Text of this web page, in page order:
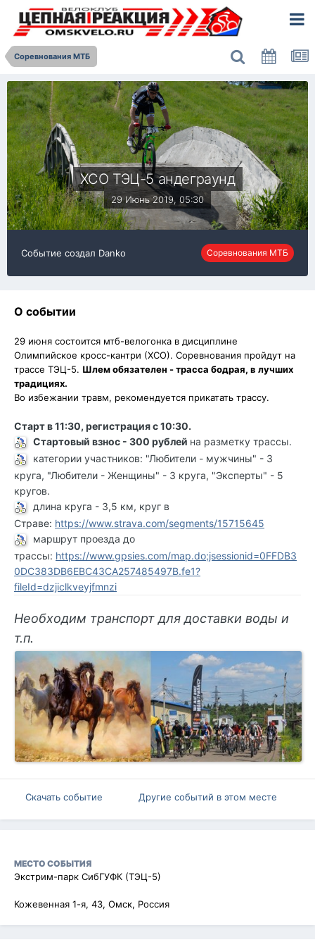
Соревнования МТБ
XCO ТЭЦ-5 андеграунд
29 Июнь 2019, 05:30
Событие создал Danko Соревнования МТБ
О событии
29 июня состоится мтб-велогонка в дисциплине
Олимпийское кросс-кантри (ХСО). Соревнования пройдут на
трассе ТЭЦ-5. Шлем обязателен - трасса бодрая, в лучших
традициях.
Во избежании травм, рекомендуется прикатать трассу.
Старт в 11:30, регистрация с 10:30.
Стартовый взнос - 300 рублей на разметку трассы.
категории участников: "Любители - мужчины" - 3
круга, "Любители - Женщины" - 3 круга, "Эксперты" - 5
кругов.
длина круга - 3,5 км, круг в
Страве: https://www.strava.com/segments/15715645
маршрут проезда до
трассы: https://www.gpsies.com/map.do;jsessionid=0FFDB3
0DC383DB6EBC43CA257485497B.fe1?
fileId=dzjiclkveyjfmnzi
Необходим транспорт для доставки воды и
т.п.
Скачать событие Другие событий в этом месте
МЕСТО СОБЫТИЯ
Экстрим-парк СибГУФК (ТЭЦ-5)
Кожевенная 1-я, 43, Омск, Россия